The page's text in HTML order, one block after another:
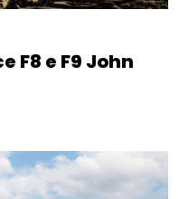
F8 e F9 John